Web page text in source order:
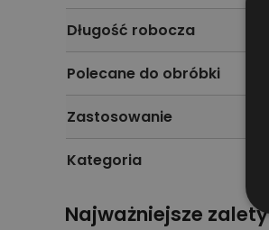
Długość robocza
Polecane do obróbki
Zastosowanie
Kategoria
Najważniejsze zalety